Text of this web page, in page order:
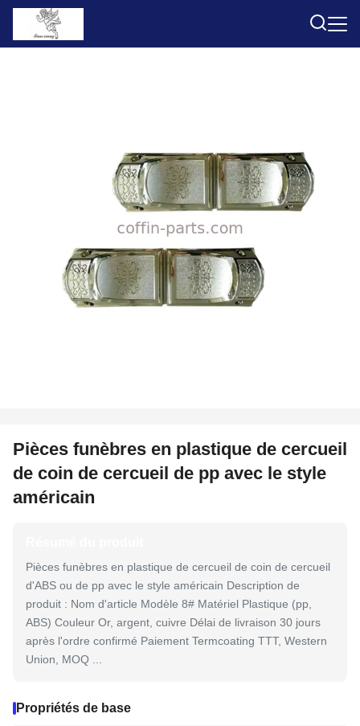
Pièces funèbres en plastique de cercueil
de coin de cercueil de pp avec le style
américain
Pièces funèbres en plastique de cercueil de coin de cercueil
d'ABS ou de pp avec le style américain Description de
produit : Nom d'article Modèle 8# Matériel Plastique (pp,
ABS) Couleur Or, argent, cuivre Délai de livraison 30 jours
après l'ordre confirmé Paiement Termcoating TTT, Western
Union, MOQ ...
Propriétés de base